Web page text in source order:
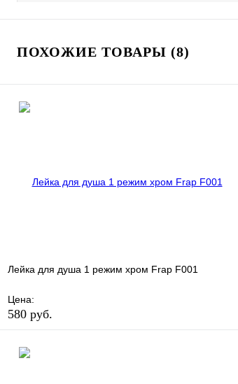
ПОХОЖИЕ ТОВАРЫ (8)
Лейка для душа 1 режим хром Frap F001
Цена:
580 руб.
Купить в 1 клик